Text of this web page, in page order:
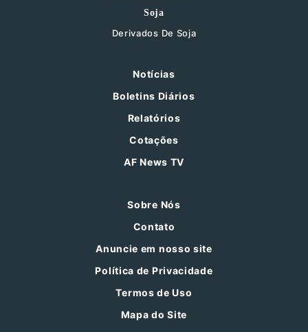
Soja
Derivados De Soja
Notícias
Boletins Diários
Relatórios
Cotações
AF News TV
Sobre Nós
Contato
Anuncie em nosso site
Política de Privacidade
Termos de Uso
Mapa do Site